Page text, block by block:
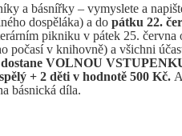
a básnířky – vymyslete a
dospěláka) a do pátku 22.
pikniku v pátek 25.
počasí v knihovně) a všichni
VOLNOU
+ 2 děti v hodnotě 500 Kč.
básnická díla.